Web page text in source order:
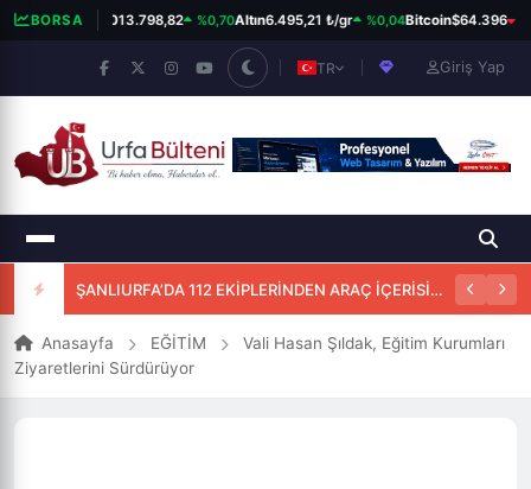
BORSA
BIST 100 13.798,82 %0,70Altın6.495,21 ₺/gr %0,04Bitcoin$64.396
TR Giriş Yap
ŞANLIURFA’DA 112 EKİPLERİNDEN ARAÇ İÇERİSİNDE BAŞARILI DOĞUM MÜDAHALESİ
Anasayfa EĞİTİM
Vali Hasan Şıldak, Eğitim Kurumları
Ziyaretlerini Sürdürüyor